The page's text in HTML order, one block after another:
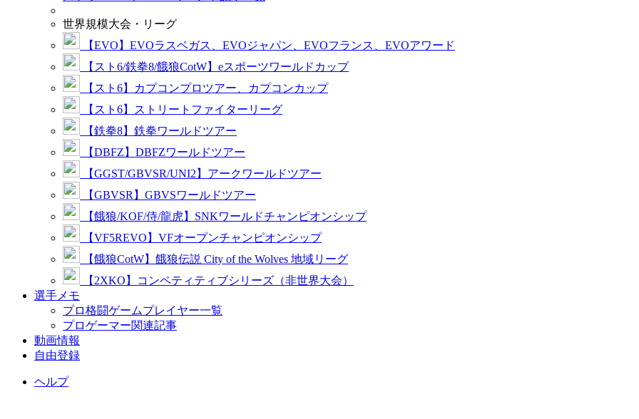
世界規模大会・リーグ
【EVO】EVOラスベガス、EVOジャパン、EVOフランス、EVOアワード
【スト6/鉄拳8/餓狼CotW】eスポーツワールドカップ
【スト6】カプコンプロツアー、カプコンカップ
【スト6】ストリートファイターリーグ
【鉄拳8】鉄拳ワールドツアー
【DBFZ】DBFZワールドツアー
【GGST/GBVSR/UNI2】アークワールドツアー
【GBVSR】GBVSワールドツアー
【餓狼/KOF/侍/龍虎】SNKワールドチャンピオンシップ
【VF5REVO】VFオープンチャンピオンシップ
【餓狼CotW】餓狼伝説 City of the Wolves 地域リーグ
【2XKO】コンペティティブシリーズ（非世界大会）
選手メモ
プロ格闘ゲームプレイヤー一覧
プロゲーマー関連記事
動画情報
自由登録
ヘルプ